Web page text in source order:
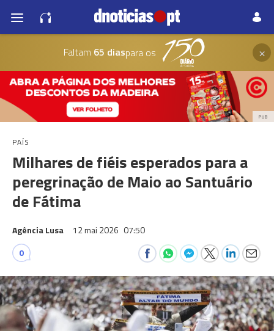
Faltam 65 diaspara os ×
PUB
PAÍS
Milhares de fiéis esperados para a
peregrinação de Maio ao Santuário
de Fátima
Agência Lusa 12 mai 2026 07:50
0